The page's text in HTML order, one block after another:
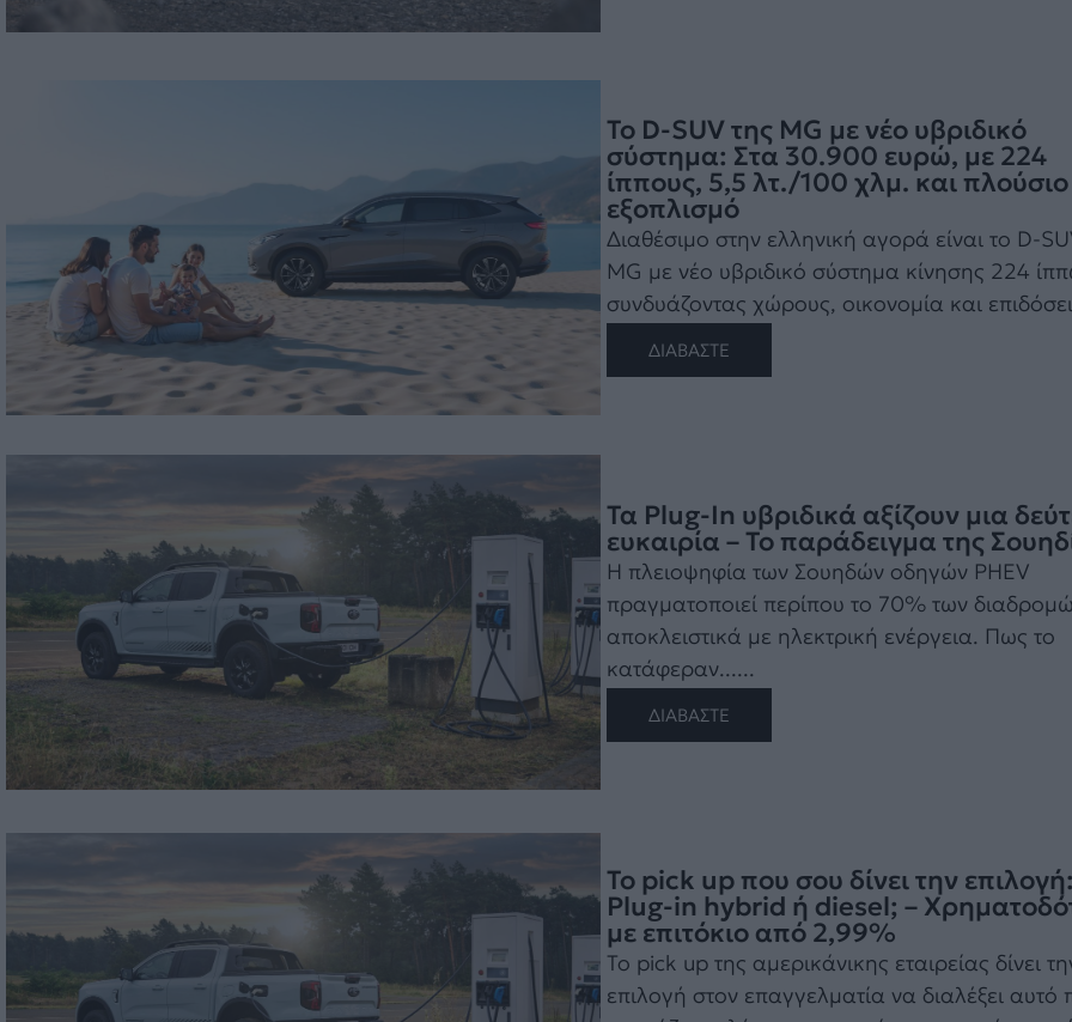
Το D-SUV της MG με νέο υβριδικό
σύστημα: Στα 30.900 ευρώ, με 224
ίππους, 5,5 λτ./100 χλμ. και πλούσιο
εξοπλισμό
Διαθέσιμο στην ελληνική αγορά είναι το D-
MG με νέο υβριδικό σύστημα κίνησης 224
συνδυάζοντας χώρους, οικονομία και
ΔΙΑΒΑΣΤΕ
Τα Plug-In υβριδικά αξίζουν μια
ευκαιρία – Το παράδειγμα της
Η πλειοψηφία των Σουηδών οδηγών PHEV
πραγματοποιεί περίπου το 70% των
αποκλειστικά με ηλεκτρική ενέργεια. Πως το
κατάφεραν......
ΔΙΑΒΑΣΤΕ
Το pick up που σου δίνει την επιλογή:
Plug-in hybrid ή diesel; –
με επιτόκιο από 2,99%
Το pick up της αμερικάνικης εταιρείας δίνει
επιλογή στον επαγγελματία να διαλέξει αυτό